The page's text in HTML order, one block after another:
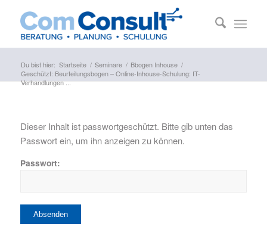
Du bist hier: Startseite / Seminare / Bbogen Inhouse /
Geschützt: Beurteilungsbogen – Online-Inhouse-Schulung: IT-
Verhandlungen ...
Dieser Inhalt ist passwortgeschützt. Bitte gib unten das
Passwort ein, um ihn anzeigen zu können.
Passwort: